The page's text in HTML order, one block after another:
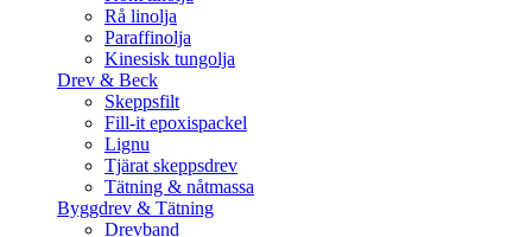
Rå linolja
Paraffinolja
Kinesisk tungolja
Drev & Beck
Skeppsfilt
Fill-it epoxispackel
Lignu
Tjärat skeppsdrev
Tätning & nåtmassa
Byggdrev & Tätning
Drevband